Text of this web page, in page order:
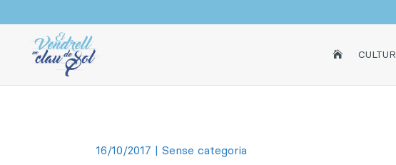
INICI
16/10/2017 | Sense categoria